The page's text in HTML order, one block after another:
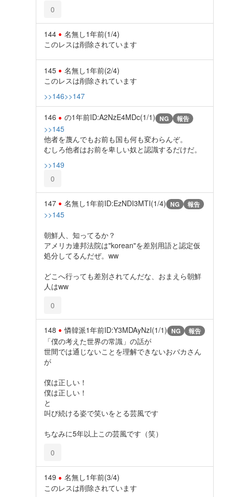
0
144 名無し1年前(1/4)
このレスは削除されています
145 名無し1年前(2/4)
このレスは削除されています
>>146>>147
146 の1年前ID:A2NzE4MDc(1/1) NG 報告
>>145
他者を蔑んでもお前も国も何も変わらんぞ。
むしろ他者はお前を卑しい奴と認識するだけだ。
>>149
0
147 名無し1年前ID:EzNDI3MTI(1/4) NG 報告
>>145
朝鮮人、知ってるか？
アメリカ連邦法院は"korean"を差別用語と認定仮
処分してるんだぜ。ww
どこへ行っても差別されてんだな、おまえら朝鮮
人はww
0
148 憐韓派1年前ID:Y3MDAyNzI(1/1) NG 報告
「僕の考えた世界の常識」の話が
世間では通じないことを理解できないおバカさん
が
僕は正しい！
僕は正しい！
と
叫び続ける姿で笑いをとる芸風です
ちなみに5年以上この芸風です（笑）
0
149 名無し1年前(3/4)
このレスは削除されています